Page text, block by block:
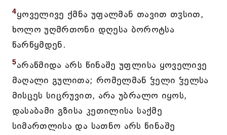
4ყოველივე ქმნა უფალმან თავით თჳსით,
ხოლო უღმრთონი დღესა ბოროტსა
წარწყმდენ.
5არაწმიდა არს წინაშე უფლისა ყოველივე
მაღალი გულითა; რომელმან ჴელი ჴელსა
მისცეს სიცრუვით, არა უბრალო იყოს,
დასაბამი გზისა კეთილისა საქმე
სიმართლისა და სათნო არს წინაშე